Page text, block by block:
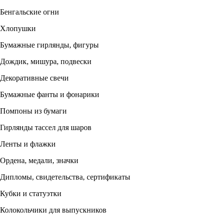
Бенгальские огни
Хлопушки
Бумажные гирлянды, фигуры
Дождик, мишура, подвески
Декоративные свечи
Бумажные фанты и фонарики
Помпоны из бумаги
Гирлянды тассел для шаров
Ленты и флажки
Ордена, медали, значки
Дипломы, свидетельства, сертификаты
Кубки и статуэтки
Колокольчики для выпускников